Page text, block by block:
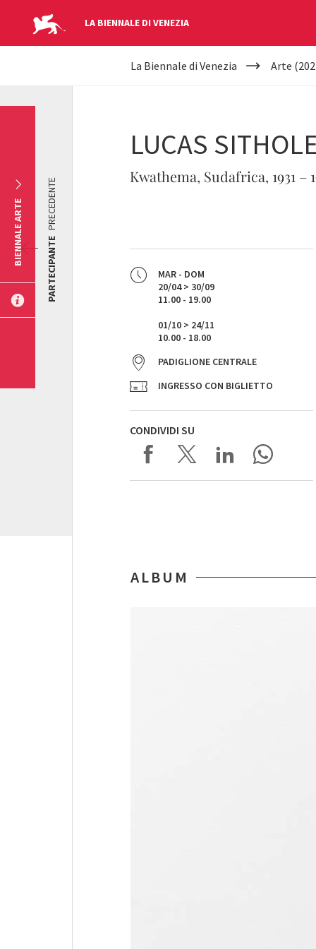
LA BIENNALE DI VENEZIA
YOUR
La Biennale di Venezia Arte
LUCAS
Kwathema, Sudafrica, 1931 –
MAR - DOM
20/04 > 30/09
11.00 - 19.00
01/10 > 24/11
10.00 - 18.00
PADIGLIONE CENTRALE
INGRESSO CON BIGLIETTO
CONDIVIDI SU
PARTECIPANTE
PRECEDENTE
ALBUM
BIENNALE ARTE